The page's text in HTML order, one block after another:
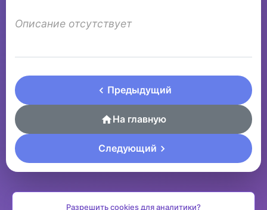
Описание отсутствует
Предыдущий
На главную
Следующий
Разрешить cookies для аналитики?